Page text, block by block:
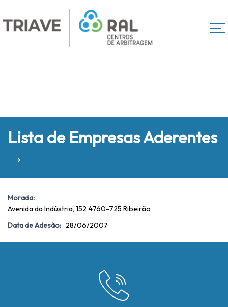
Lista de Empresas Aderentes
→
Morada:
Avenida da Indústria, 152 4760-725 Ribeirão
Data de Adesão: 28/06/2007